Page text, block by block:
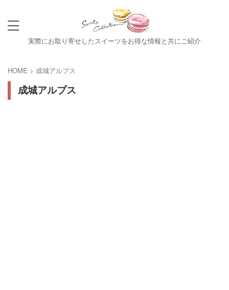
実際にお取り寄せしたスイーツをお得な情報と共にご紹介
HOME > 成城アルプス
成城アルプス